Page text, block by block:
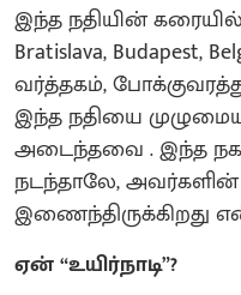
இந்த நதியின்
Bratislava,
வர்த்தகம்,
இந்த நதியை
அடைந்தவை . இந்த
நடந்தாலே, அவர்களின்
இணைந்திருக்கிறது
ஏன் “உயிர்நாடி”?